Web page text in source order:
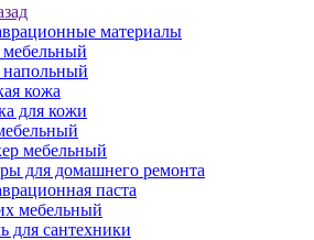
материалы
кожа
для кожи
мебельный
для домашнего ремонта
паста
мебельный
для сантехники